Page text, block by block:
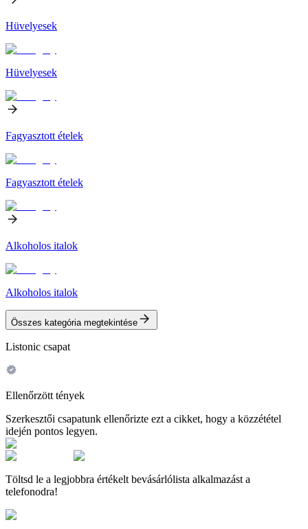
Hüvelyesek
Hüvelyesek
Fagyasztott ételek
Fagyasztott ételek
Alkoholos italok
Alkoholos italok
Összes kategória megtekintése
Listonic csapat
Ellenőrzött tények
Szerkesztői csapatunk ellenőrizte ezt a cikket, hogy a közzététel
idején pontos legyen.
Töltsd le a legjobbra értékelt bevásárlólista alkalmazást a
telefonodra!